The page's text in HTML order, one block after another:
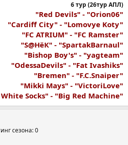
6 тур (26тур АПЛ)
"Red Devils" - "Orion06"
"Cardiff City" - "Lomovye Koty"
"FC ATRIUM" - "FC Ramster"
"S@HёК" - "SpartakBarnaul"
"Bishop Boy's" - "yagteam"
"OdessaDevils" - "Fat Ivashiks"
"Bremen" - "F.C.Snaiper"
"Mikki Mays" - "VictoriLove"
Socks" - "Big Red Machine"
сезона: 0